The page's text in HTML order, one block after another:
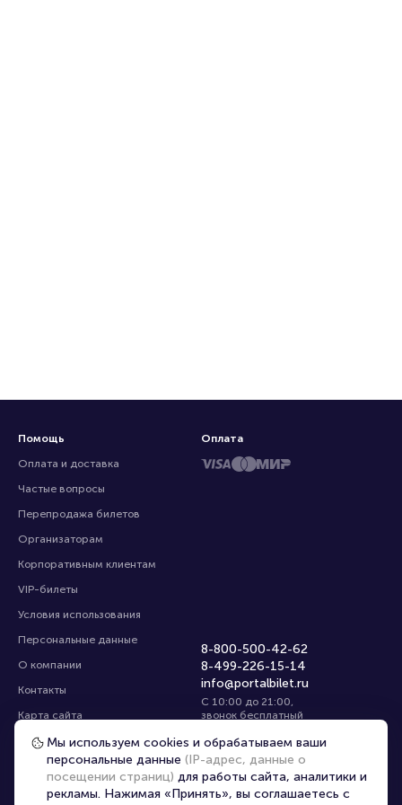
Помощь
Оплата и доставка
Частые вопросы
Перепродажа билетов
Организаторам
Корпоративным клиентам
VIP-билеты
Условия использования
Персональные данные
О компании
Контакты
Карта сайта
Управление cookies
8-800-500-42-62
8-499-226-15-14
info@portalbilet.ru
С 10:00 до 21:00,
звонок бесплатный
Все площадки
Оплата
Главная | Владимир
Мы используем cookies и обрабатываем ваши
персональные данные (IP-адрес, данные о
посещении страниц) для работы сайта, аналитики и
рекламы. Нажимая «Принять», вы соглашаетесь с